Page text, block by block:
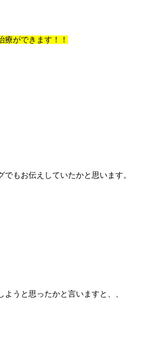
療ができます！！
でもお伝えしていたかと思います。
ようと思ったかと言いますと、、